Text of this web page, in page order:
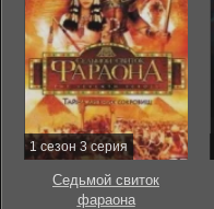
1 сезон 3 серия
Седьмой свиток
фараона